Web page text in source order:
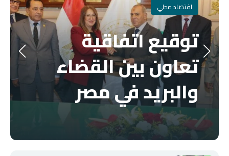
اقتصاد محلي
توقيع اتفاقية
تعاون بين القضاء
والبريد في مصر